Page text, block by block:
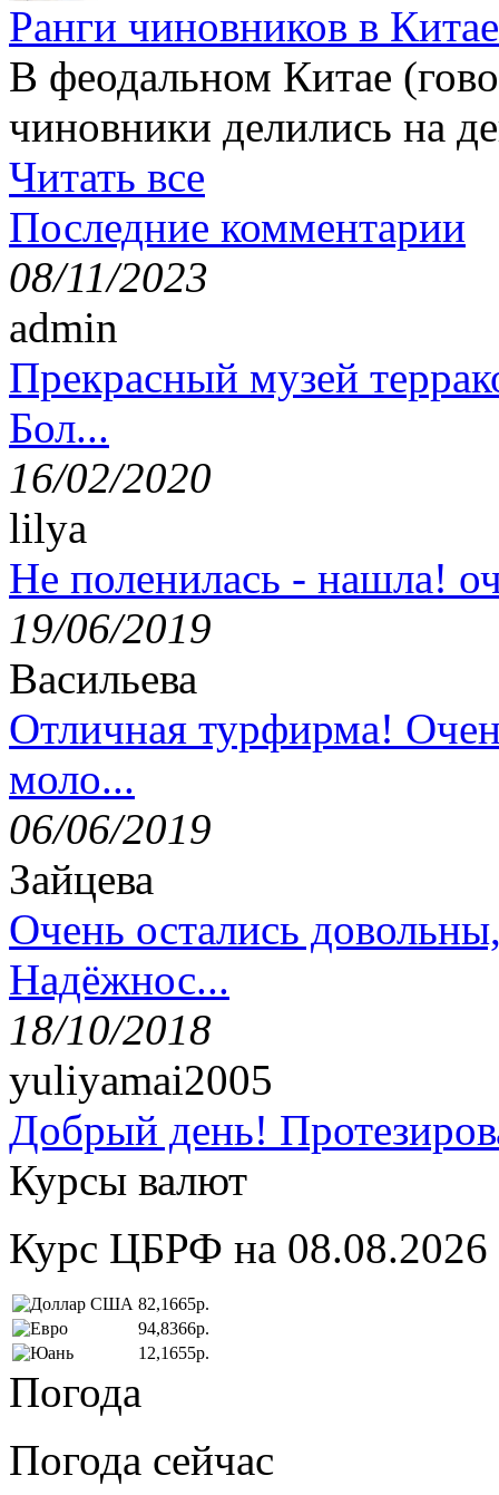
Ранги чиновников в Китае
В феодальном Китае
чиновники делились на
Читать все
Последние комментарии
08/11/2023
admin
Прекрасный музей
Бол...
16/02/2020
lilya
Не поленилась - нашла!
19/06/2019
Васильева
Отличная турфирма!
моло...
06/06/2019
Зайцева
Очень остались
Надёжнос...
18/10/2018
yuliyamai2005
Добрый день!
Курсы валют
Курс ЦБРФ на 08.08.2026
82,1665р.
94,8366р.
12,1655р.
Погода
Погода сейчас